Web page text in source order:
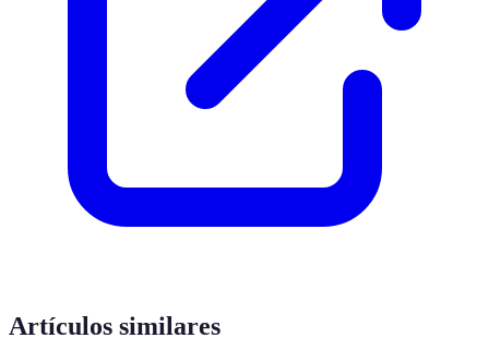
Artículos similares